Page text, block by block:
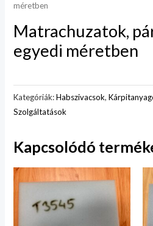
méretben
Matrachuzatok,
egyedi méretben
Kategóriák:Habszivacsok,
Szolgáltatások
Kapcsolódó